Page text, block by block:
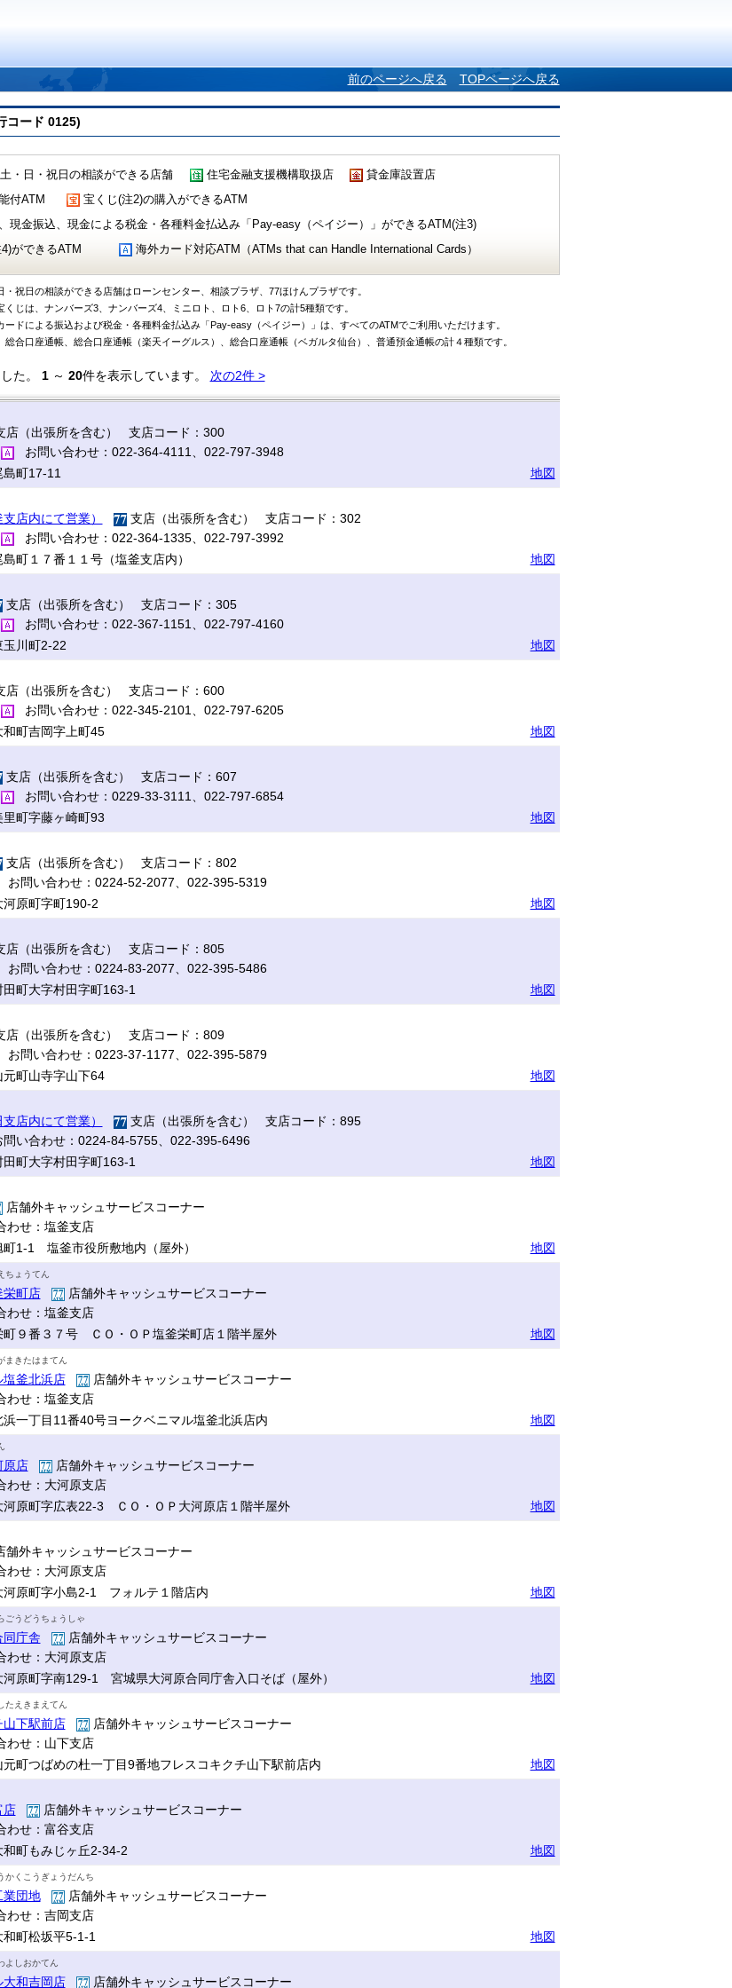
前のページへ戻る TOPページへ戻る
コード 0125)
・日・祝日の相談ができる店舗 住宅金融支援機構取扱店
貸金庫設置店
付ATM
宝くじ(注2)の購入ができるATM
現金振込、現金による税金・各種料金払込み「Pay-easy（ペイジー）」ができるATM(注3)
ができるATM
海外カード対応ATM（ATMs that can Handle International Cards）
・祝日の相談ができる店舗はローンセンター、相談プラザ、77ほけんプラザです。
くじは、ナンバーズ3、ナンバーズ4、ミニロト、ロト6、ロト7の計5種類です。
ードによる振込および税金・各種料金払込み「Pay-easy（ペイジー）」は、すべてのATMでご利用いただけます。
総合口座通帳、総合口座通帳（楽天イーグルス）、総合口座通帳（ベガルタ仙台）、普通預金通帳の計４種類です。
た。 1～ 20件を表示しています。 次の2件 >
店（出張所を含む） 支店コード：300
お問い合わせ：022-364-4111、022-797-3948
町17‐11
地図
店内にて営業）
支店（出張所を含む） 支店コード：302
お問い合わせ：022-364-1335、022-797-3992
町１７番１１号（塩釜支店内）
地図
支店（出張所を含む） 支店コード：305
お問い合わせ：022-367-1151、022-797-4160
玉川町2-22
地図
店（出張所を含む） 支店コード：600
お問い合わせ：022-345-2101、022-797-6205
町吉岡字上町45
地図
支店（出張所を含む） 支店コード：607
お問い合わせ：0229-33-3111、022-797-6854
町字藤ヶ崎町93
地図
支店（出張所を含む） 支店コード：802
お問い合わせ：0224-52-2077、022-395-5319
原町字町190-2
地図
店（出張所を含む） 支店コード：805
お問い合わせ：0224-83-2077、022-395-5486
町大字村田字町163-1
地図
店（出張所を含む） 支店コード：809
お問い合わせ：0223-37-1177、022-395-5879
町山寺字山下64
地図
店内にて営業）
支店（出張所を含む） 支店コード：895
い合わせ：0224-84-5755、022-395-6496
町大字村田字町163-1
地図
店舗外キャッシュサービスコーナー
わせ：塩釜支店
町1-1 塩釜市役所敷地内（屋外）
地図
ちょうてん
栄町店
店舗外キャッシュサービスコーナー
わせ：塩釜支店
町９番３７号 ＣＯ・ＯＰ塩釜栄町店１階半屋外
地図
まきたはまてん
塩釜北浜店
店舗外キャッシュサービスコーナー
わせ：塩釜支店
一丁目11番40号ヨークベニマル塩釜北浜店内
地図
原店
店舗外キャッシュサービスコーナー
わせ：大河原支店
河原町字広表22-3 ＣＯ・ＯＰ大河原店１階半屋外
地図
舗外キャッシュサービスコーナー
わせ：大河原支店
河原町字小島2-1 フォルテ１階店内
地図
ごうどうちょうしゃ
同庁舎
店舗外キャッシュサービスコーナー
わせ：大河原支店
原町字南129-1 宮城県大河原合同庁舎入口そば（屋外）
地図
たえきまえてん
山下駅前店
店舗外キャッシュサービスコーナー
わせ：山下支店
町つばめの杜一丁目9番地フレスコキクチ山下駅前店内
地図
店
店舗外キャッシュサービスコーナー
わせ：富谷支店
町もみじヶ丘2-34-2
地図
かくこうぎょうだんち
業団地
店舗外キャッシュサービスコーナー
わせ：吉岡支店
町松坂平5-1-1
地図
よしおかてん
大和吉岡店 店舗外キャッシュサービスコーナー